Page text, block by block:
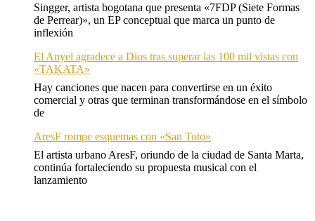
Singger, artista bogotana que presenta «7FDP (Siete Formas
de Perrear)», un EP conceptual que marca un punto de
inflexión
El Anyel agradece a Dios tras superar las 100 mil vistas con
«TAKATA»
Hay canciones que nacen para convertirse en un éxito
comercial y otras que terminan transformándose en el símbolo
de
AresF rompe esquemas con «San Toto»
El artista urbano AresF, oriundo de la ciudad de Santa Marta,
continúa fortaleciendo su propuesta musical con el
lanzamiento